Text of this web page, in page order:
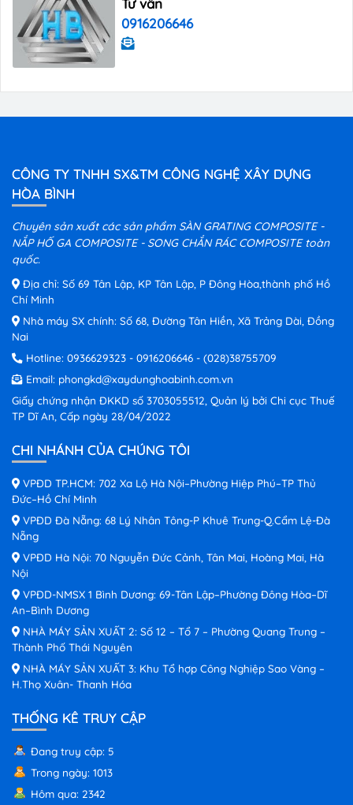
0916206646
CÔNG TY TNHH SX&TM CÔNG NGHỆ XÂY DỰNG
HÒA BÌNH
Chuyên sản xuất các sản phẩm SÀN GRATING COMPOSITE -
NẮP HỐ GA COMPOSITE - SONG CHẮN RÁC COMPOSITE toàn
quốc.
Địa chỉ: Số 69 Tân Lập, KP Tân Lập, P Đông Hòa,thành phố Hồ
Chí Minh
Nhà máy SX chính: Số 68, Đường Tân Hiền, Xã Trảng Dài, Đồng
Nai
Hotline: 0936629323 - 0916206646 - (028)38755709
Email: phongkd@xaydunghoabinh.com.vn
Giấy chứng nhận ĐKKD số 3703055512, Quản lý bởi Chi cục Thuế
TP Dĩ An, Cấp ngày 28/04/2022
CHI NHÁNH CỦA CHÚNG TÔI
VPĐD TP.HCM: 702 Xa Lộ Hà Nội–Phường Hiệp Phú–TP Thủ
Đức–Hồ Chí Minh
VPĐD Đà Nẵng: 68 Lý Nhân Tông-P Khuê Trung-Q.Cẩm Lệ-Đà
Nẵng
VPĐD Hà Nội: 70 Nguyễn Đức Cảnh, Tân Mai, Hoàng Mai, Hà
Nội
VPĐD-NMSX 1 Bình Dương: 69-Tân Lập–Phường Đông Hòa–Dĩ
An–Bình Dương
NHÀ MÁY SẢN XUẤT 2: Số 12 – Tổ 7 – Phường Quang Trung –
Thành Phố Thái Nguyên
NHÀ MÁY SẢN XUẤT 3: Khu Tổ hợp Công Nghiệp Sao Vàng –
H.Thọ Xuân- Thanh Hóa
THỐNG KÊ TRUY CẬP
Đang truy cập: 5
Trong ngày: 1013
Hôm qua: 2342